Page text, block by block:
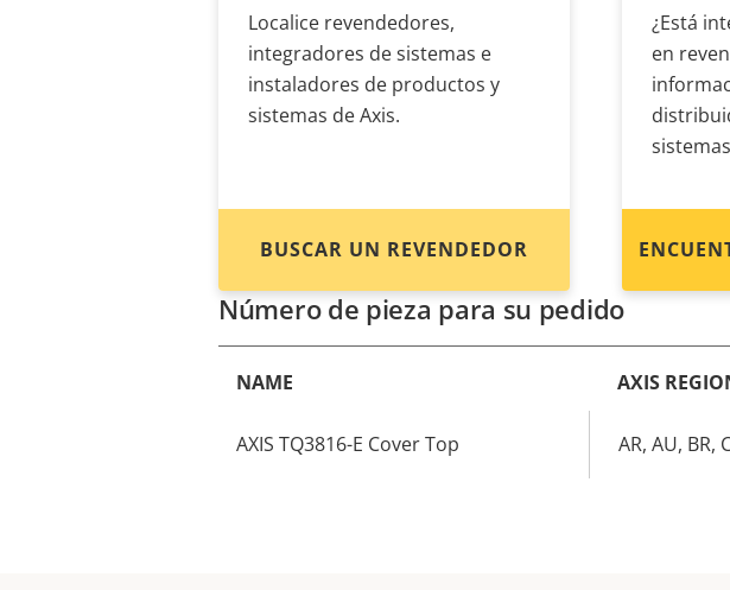
Localice revendedores,
integradores de sistemas e
instaladores de productos y
sistemas de Axis.
BUSCAR UN REVENDEDOR
¿Está
en
Número de pieza para su pedido
NAME AXIS
AXIS TQ3816-E Cover Top AR, AU, BR,